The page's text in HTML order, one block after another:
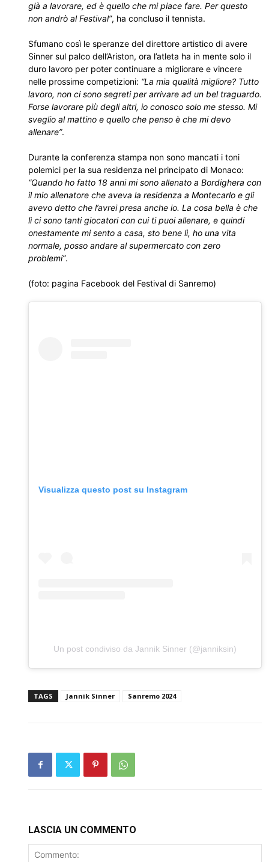
già a lavorare, ed è quello che mi piace fare. Per questo
non andrò al Festival”, ha concluso il tennista.
Sfumano così le speranze del direttore artistico di avere
Sinner sul palco dell’Ariston, ora l’atleta ha in mente solo il
duro lavoro per poter continuare a migliorare e vincere
nelle prossime competizioni: “La mia qualità migliore? Tutto
lavoro, non ci sono segreti per arrivare ad un bel traguardo.
Forse lavorare più degli altri, io conosco solo me stesso. Mi
sveglio al mattino e quello che penso è che mi devo
allenare”.
Durante la conferenza stampa non sono mancati i toni
polemici per la sua residenza nel principato di Monaco:
“Quando ho fatto 18 anni mi sono allenato a Bordighera con
il mio allenatore che aveva la residenza a Montecarlo e gli
avevo detto che l’avrei presa anche io. La cosa bella è che
lì ci sono tanti giocatori con cui ti puoi allenare, e quindi
onestamente mi sento a casa, sto bene lì, ho una vita
normale, posso andare al supermercato con zero
problemi”.
(foto: pagina Facebook del Festival di Sanremo)
Visualizza questo post su Instagram
Un post condiviso da Jannik Sinner (@janniksin)
TAGS Jannik Sinner Sanremo 2024
LASCIA UN COMMENTO